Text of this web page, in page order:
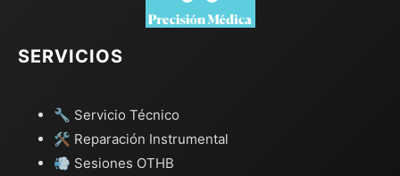
SERVICIOS
🔧 Servicio Técnico
🛠️ Reparación Instrumental
💨 Sesiones OTHB